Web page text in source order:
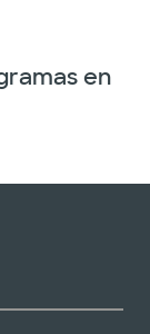
en